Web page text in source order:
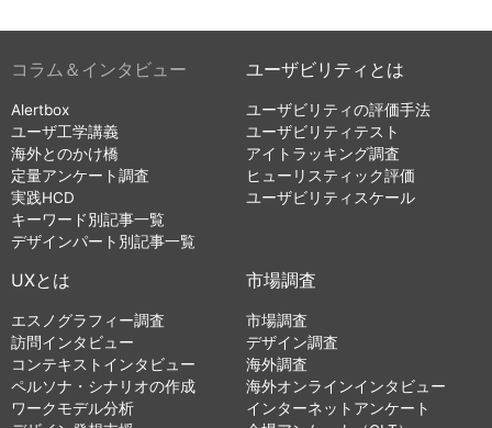
コラム＆インタビュー
Alertbox
ユーザ工学講義
海外とのかけ橋
定量アンケート調査
実践HCD
キーワード別記事一覧
デザインパート別記事一覧
ユーザビリティとは
ユーザビリティの評価手法
ユーザビリティテスト
アイトラッキング調査
ヒューリスティック評価
ユーザビリティスケール
UXとは
エスノグラフィー調査
訪問インタビュー
コンテキストインタビュー
ペルソナ・シナリオの作成
ワークモデル分析
市場調査
市場調査
デザイン調査
海外調査
海外オンラインインタビュー
インターネットアンケート